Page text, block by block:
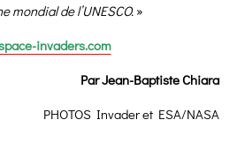
mondial de l’UNESCO. »
invaders.com
Par Jean-Baptiste Chiara
PHOTOS Invader et ESA/NASA